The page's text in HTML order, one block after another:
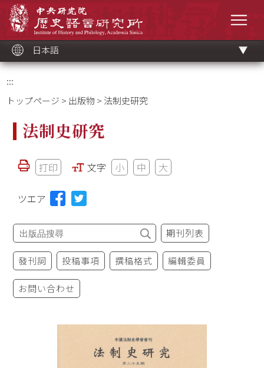
ッ
ク
日本語
:::
トップページ > 出版物 > 法制史研究
法制史研究
打印 文字 小 中 大
ツエア
期刊列表
發刊詞 投稿事項 撰稿格式 編輯委員
お問い合わせ